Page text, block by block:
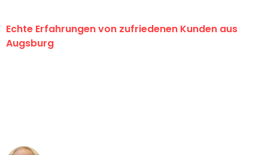
Echte Erfahrungen von zufriedenen Kunden aus
Augsburg